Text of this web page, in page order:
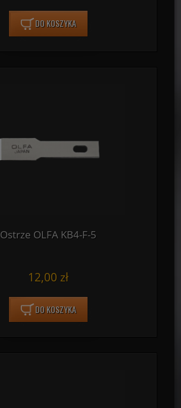
DO KOSZYKA
Ostrze OLFA KB4-F-5
12,00 zł
DO KOSZYKA